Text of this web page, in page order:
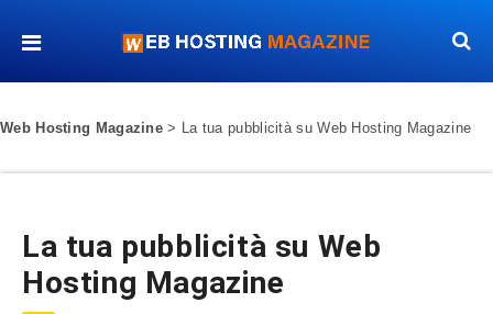
Web Hosting Magazine > La tua pubblicità su Web Hosting Magazine
La tua pubblicità su Web
Hosting Magazine